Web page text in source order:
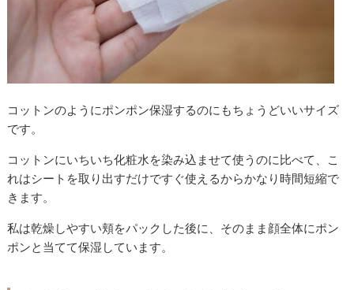
コットンのようにポンポン保湿するのにもちょうどいいサイズ
です。
コットンにいちいち化粧水を染み込ませて使うのに比べて、こ
れはシートを取り出すだけですぐ使えるからかなり時間短縮で
きます。
私は乾燥しやすい頬をパックした後に、そのまま顔全体にポン
ポンと当てて保湿しています。